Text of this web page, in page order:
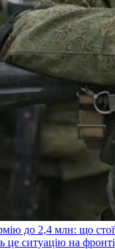
до 2,4 млн: що
це ситуацію на фронті